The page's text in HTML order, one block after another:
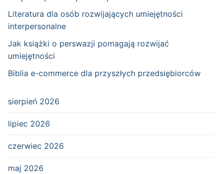
Literatura dla osób rozwijających umiejętności
interpersonalne
Jak książki o perswazji pomagają rozwijać
umiejętności
Biblia e-commerce dla przyszłych przedsiębiorców
sierpień 2026
lipiec 2026
czerwiec 2026
maj 2026